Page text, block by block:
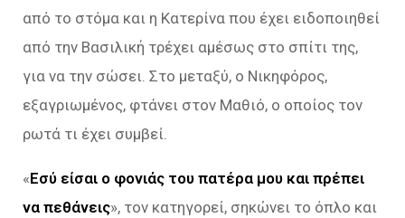
από το στόμα και η Κατερίνα που έχει ειδοποιηθεί
από την Βασιλική τρέχει αμέσως στο σπίτι της,
για να την σώσει. Στο μεταξύ, ο Νικηφόρος,
εξαγριωμένος, φτάνει στον Μαθιό, ο οποίος τον
ρωτά τι έχει συμβεί.
«Εσύ είσαι ο φονιάς του πατέρα μου και πρέπει
να πεθάνεις», τον κατηγορεί, σηκώνει το όπλο και